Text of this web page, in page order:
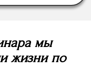
мы
жизни по